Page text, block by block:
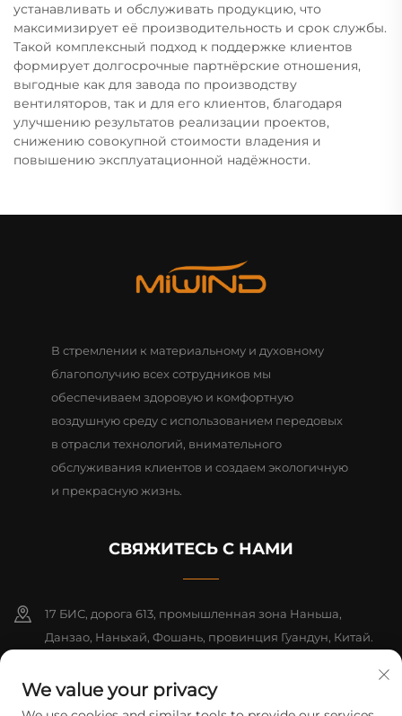
устанавливать и обслуживать продукцию, что
максимизирует её производительность и срок службы.
Такой комплексный подход к поддержке клиентов
формирует долгосрочные партнёрские отношения,
выгодные как для завода по производству
вентиляторов, так и для его клиентов, благодаря
улучшению результатов реализации проектов,
снижению совокупной стоимости владения и
повышению эксплуатационной надёжности.
В стремлении к материальному и духовному
благополучию всех сотрудников мы
обеспечиваем здоровую и комфортную
воздушную среду с использованием передовых
в отрасли технологий, внимательного
обслуживания клиентов и создаем экологичную
и прекрасную жизнь.
СВЯЖИТЕСЬ С НАМИ
17 БИС, дорога 613, промышленная зона Наньша,
Данзао, Наньхай, Фошань, провинция Гуандун, Китай.
+86-13726355315
We value your privacy